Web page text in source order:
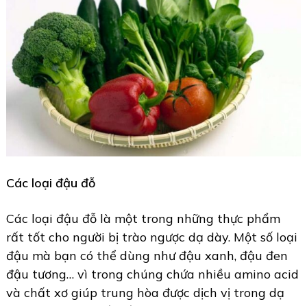
Các loại đậu đỗ
Các loại đậu đỗ là một trong những thực phẩm
rất tốt cho người bị trào ngược dạ dày. Một số loại
đậu mà bạn có thể dùng như đậu xanh, đậu đen
đậu tương… vì trong chúng chứa nhiều amino acid
và chất xơ giúp trung hòa được dịch vị trong dạ